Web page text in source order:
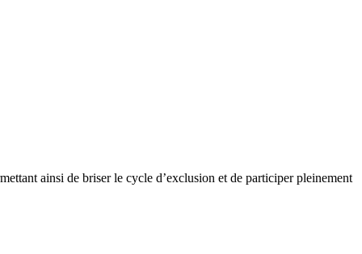
ainsi de briser le cycle d’exclusion et de participer pleinement